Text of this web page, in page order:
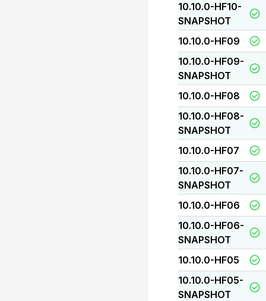
10.10.0-HF10-
SNAPSHOT
10.10.0-HF09
10.10.0-HF09-
SNAPSHOT
10.10.0-HF08
10.10.0-HF08-
SNAPSHOT
10.10.0-HF07
10.10.0-HF07-
SNAPSHOT
10.10.0-HF06
10.10.0-HF06-
SNAPSHOT
10.10.0-HF05
10.10.0-HF05-
SNAPSHOT